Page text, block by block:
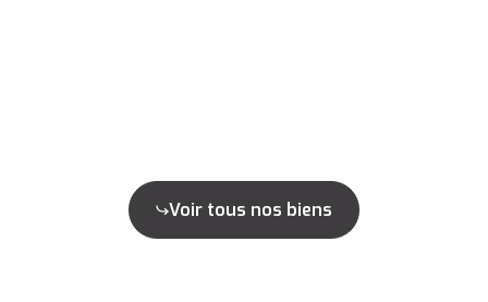
Voir tous nos biens